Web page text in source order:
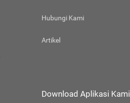
Hubungi Kami
Artikel
Download Aplikasi Kami